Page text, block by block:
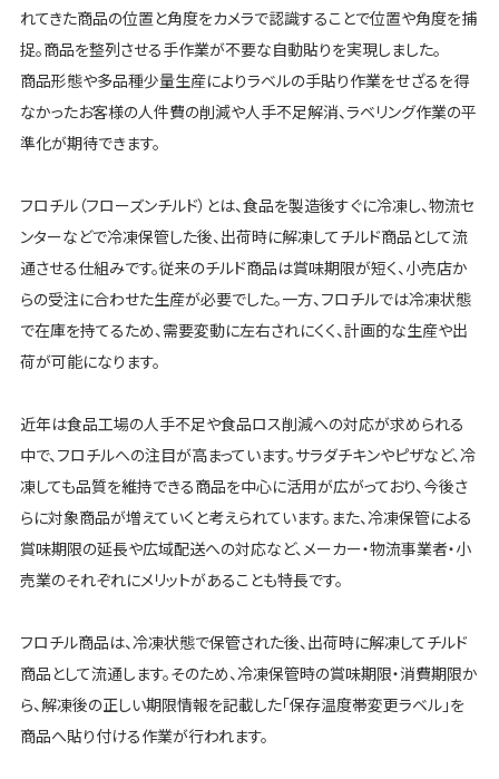
れてきた商品の位置と角度をカメラで認識することで位置や角度を捕
捉。商品を整列させる手作業が不要な自動貼りを実現しました。
商品形態や多品種少量生産によりラベルの手貼り作業をせざるを得
なかったお客様の人件費の削減や人手不足解消、ラベリング作業の平
準化が期待できます。
フロチル（フローズンチルド）とは、食品を製造後すぐに冷凍し、物流セ
ンターなどで冷凍保管した後、出荷時に解凍してチルド商品として流
通させる仕組みです。従来のチルド商品は賞味期限が短く、小売店か
らの受注に合わせた生産が必要でした。一方、フロチルでは冷凍状態
で在庫を持てるため、需要変動に左右されにくく、計画的な生産や出
荷が可能になります。
近年は食品工場の人手不足や食品ロス削減への対応が求められる
中で、フロチルへの注目が高まっています。サラダチキンやピザなど、冷
凍しても品質を維持できる商品を中心に活用が広がっており、今後さ
らに対象商品が増えていくと考えられています。また、冷凍保管による
賞味期限の延長や広域配送への対応など、メーカー・物流事業者・小
売業のそれぞれにメリットがあることも特長です。
フロチル商品は、冷凍状態で保管された後、出荷時に解凍してチルド
商品として流通します。そのため、冷凍保管時の賞味期限・消費期限か
ら、解凍後の正しい期限情報を記載した「保存温度帯変更ラベル」を
商品へ貼り付ける作業が行われます。